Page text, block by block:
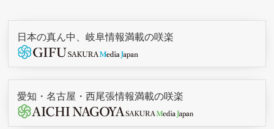
日本の真ん中、岐阜情報満載の咲楽
愛知・名古屋・西尾張情報満載の咲楽